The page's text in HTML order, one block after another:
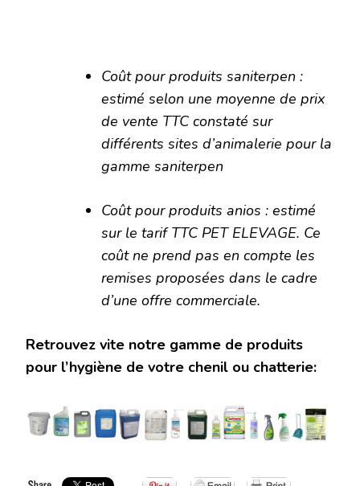
Coût pour produits saniterpen :
estimé selon une moyenne de prix
de vente TTC constaté sur
différents sites d’animalerie pour la
gamme saniterpen
Coût pour produits anios : estimé
sur le tarif TTC PET ELEVAGE. Ce
coût ne prend pas en compte les
remises proposées dans le cadre
d’une offre commerciale.
Retrouvez vite notre gamme de produits
pour l’hygiène de votre chenil ou chatterie: